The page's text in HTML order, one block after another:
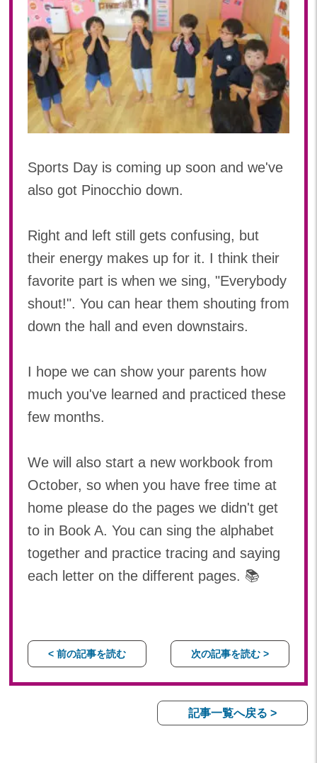
Sports Day is coming up soon and we've
also got Pinocchio down.
Right and left still gets confusing, but
their energy makes up for it. I think their
favorite part is when we sing, "Everybody
shout!". You can hear them shouting from
down the hall and even downstairs.
I hope we can show your parents how
much you've learned and practiced these
few months.
We will also start a new workbook from
October, so when you have free time at
home please do the pages we didn't get
to in Book A. You can sing the alphabet
together and practice tracing and saying
each letter on the different pages. 📚
< 前の記事を読む 次の記事を読む >
記事一覧へ戻る >